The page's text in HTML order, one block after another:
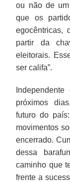
ou não de
que os
egocêntricas,
partir da
eleitorais.
ser califa”.
próximos
futuro do
movimentos
encerrado.
dessa
caminho que
frente a